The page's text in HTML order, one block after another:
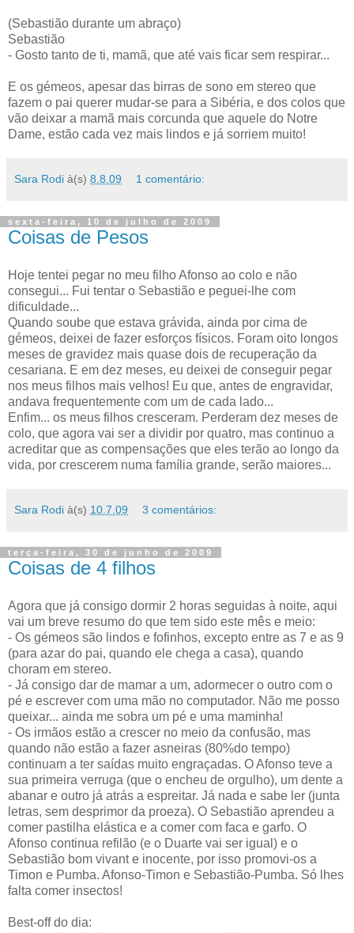
(Sebastião durante um abraço)
Sebastião
- Gosto tanto de ti, mamã, que até vais ficar sem respirar...
E os gémeos, apesar das birras de sono em stereo que
fazem o pai querer mudar-se para a Sibéria, e dos colos que
vão deixar a mamã mais corcunda que aquele do Notre
Dame, estão cada vez mais lindos e já sorriem muito!
Sara Rodi à(s) 8.8.09 1 comentário:
sexta-feira, 10 de julho de 2009
Coisas de Pesos
Hoje tentei pegar no meu filho Afonso ao colo e não
consegui... Fui tentar o Sebastião e peguei-lhe com
dificuldade...
Quando soube que estava grávida, ainda por cima de
gémeos, deixei de fazer esforços físicos. Foram oito longos
meses de gravidez mais quase dois de recuperação da
cesariana. E em dez meses, eu deixei de conseguir pegar
nos meus filhos mais velhos! Eu que, antes de engravidar,
andava frequentemente com um de cada lado...
Enfim... os meus filhos cresceram. Perderam dez meses de
colo, que agora vai ser a dividir por quatro, mas continuo a
acreditar que as compensações que eles terão ao longo da
vida, por crescerem numa família grande, serão maiores...
Sara Rodi à(s) 10.7.09 3 comentários:
terça-feira, 30 de junho de 2009
Coisas de 4 filhos
Agora que já consigo dormir 2 horas seguidas à noite, aqui
vai um breve resumo do que tem sido este mês e meio:
- Os gémeos são lindos e fofinhos, excepto entre as 7 e as 9
(para azar do pai, quando ele chega a casa), quando
choram em stereo.
- Já consigo dar de mamar a um, adormecer o outro com o
pé e escrever com uma mão no computador. Não me posso
queixar... ainda me sobra um pé e uma maminha!
- Os irmãos estão a crescer no meio da confusão, mas
quando não estão a fazer asneiras (80%do tempo)
continuam a ter saídas muito engraçadas. O Afonso teve a
sua primeira verruga (que o encheu de orgulho), um dente a
abanar e outro já atrás a espreitar. Já nada e sabe ler (junta
letras, sem desprimor da proeza). O Sebastião aprendeu a
comer pastilha elástica e a comer com faca e garfo. O
Afonso continua refilão (e o Duarte vai ser igual) e o
Sebastião bom vivant e inocente, por isso promovi-os a
Timon e Pumba. Afonso-Timon e Sebastião-Pumba. Só lhes
falta comer insectos!
Best-off do dia: